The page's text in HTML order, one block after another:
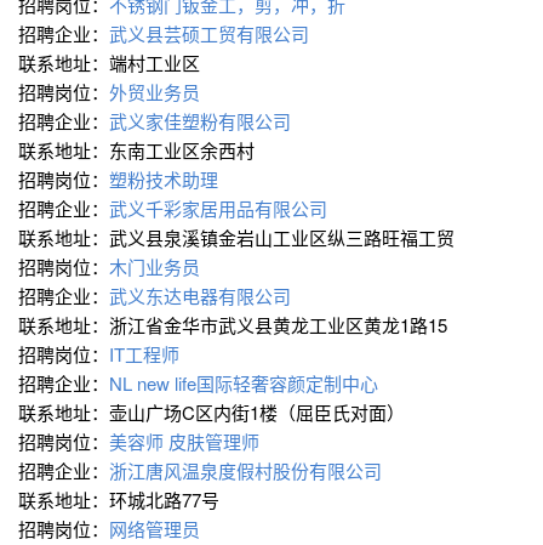
招聘企业： 武义县芸硕工贸有限公司
联系地址：端村工业区
招聘岗位： 外贸业务员
招聘企业： 武义家佳塑粉有限公司
联系地址：东南工业区余西村
招聘岗位： 塑粉技术助理
招聘企业： 武义千彩家居用品有限公司
联系地址：武义县泉溪镇金岩山工业区纵三路旺福工贸
招聘岗位： 木门业务员
招聘企业： 武义东达电器有限公司
联系地址：浙江省金华市武义县黄龙工业区黄龙1路15
招聘岗位： IT工程师
招聘企业： NL new life国际轻奢容颜定制中心
联系地址：壶山广场C区内街1楼（屈臣氏对面）
招聘岗位： 美容师 皮肤管理师
招聘企业： 浙江唐风温泉度假村股份有限公司
联系地址：环城北路77号
招聘岗位： 网络管理员